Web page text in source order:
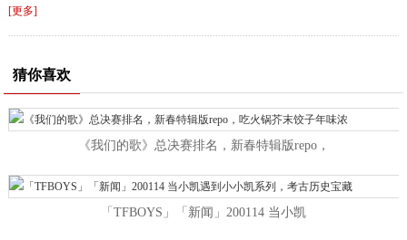
[更多]
猜你喜欢
《我们的歌》总决赛排名，新春特辑版repo，
「TFBOYS」「新闻」200114 当小凯